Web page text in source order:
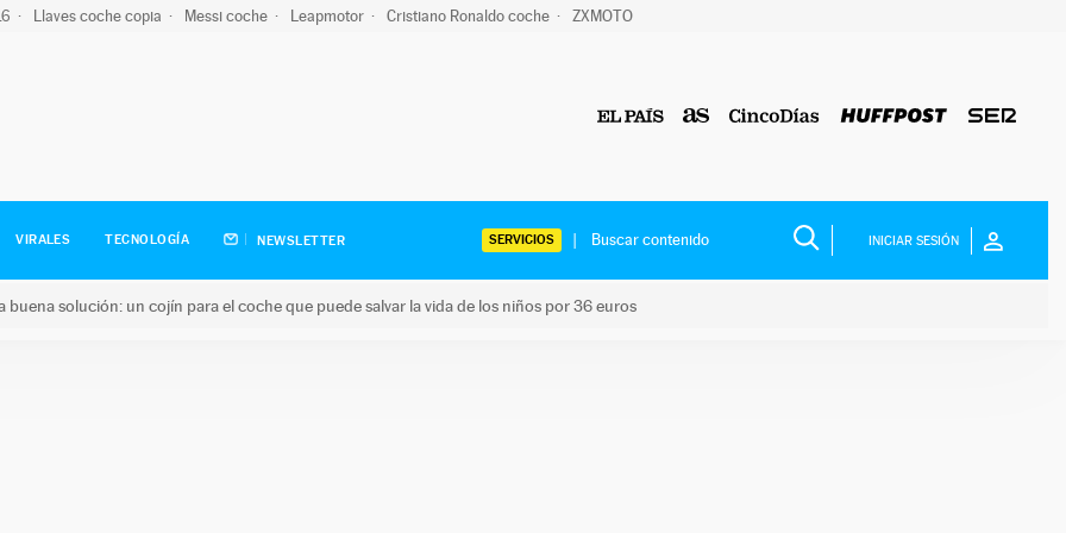
Llaves coche copia Messi coche Leapmotor Cristiano Ronaldo coche ZXMOTO
VIRALES TECNOLOGÍA NEWSLETTER SERVICIOS INICIAR SESIÓN
buena solución: un cojín para el coche que puede salvar la vida de los niños por 36 euros